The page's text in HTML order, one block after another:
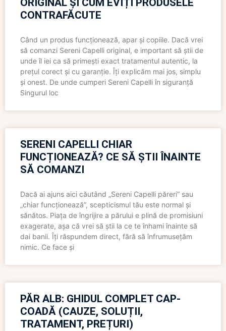
ORIGINAL ȘI CUM EVIȚI PRODUSELE
CONTRAFĂCUTE
Când un produs funcționează, apar și copiile. Dacă vrei
să comanzi Sereni Capelli original, e important să știi de
unde îl iei ca să primești exact tratamentul autentic, la
prețul corect și cu garanție. Îți explicăm mai jos, simplu
și onest. De unde cumperi Sereni Capelli în siguranță
Singurul loc
SERENI CAPELLI CHIAR
FUNCȚIONEAZĂ? CE SĂ ȘTII ÎNAINTE
SĂ COMANZI
Dacă ai ajuns aici căutând „Sereni Capelli păreri” sau
„chiar funcționează”, scepticismul tău este normal și
sănătos. Piața de îngrijire a părului e plină de promisiuni
exagerate, așa că vrei să știi la ce te înhami înainte să
dai banii. Îți răspundem direct, fără să înfrumusețăm
nimic. Ce face și
PĂR ALB: GHIDUL COMPLET CAP-
COADĂ (CAUZE, SOLUȚII,
TRATAMENT, PREȚURI)